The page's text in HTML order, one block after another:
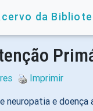
da
Imprimir
neuropatia e